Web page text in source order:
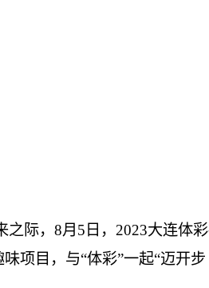
之际，8月5日，2023大连
项目，与“体彩”一起“迈开